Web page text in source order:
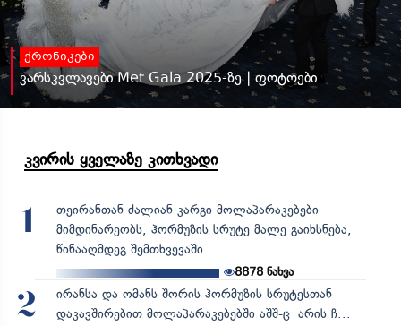
ქრონიკები
ვარსკვლავები Met Gala 2025-ზე | ფოტოები
კვირის ყველაზე კითხვადი
1
თეირანთან ძალიან კარგი მოლაპარაკებები
მიმდინარეობს, ჰორმუზის სრუტე მალე გაიხსნება,
წინააღმდეგ შემთხვევაში...
8878 ნახვა
2
ირანსა და ომანს შორის ჰორმუზის სრუტესთან
დაკავშირებით მოლაპარაკებებში აშშ-ც არის ჩ...